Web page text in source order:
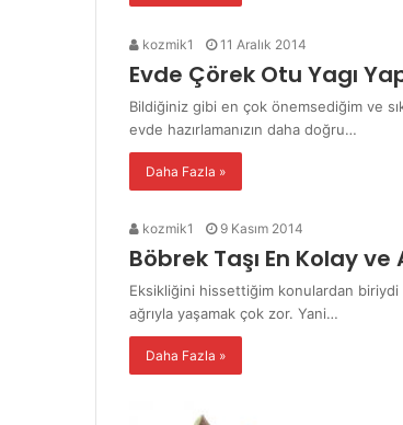
kozmik1 11 Aralık 2014
Evde Çörek Otu Yagı
Bildiğiniz gibi en çok önemsediğim ve
evde hazırlamanızın daha doğru…
Daha Fazla »
kozmik1 9 Kasım 2014
Böbrek Taşı En Kolay ve
Eksikliğini hissettiğim konulardan biriydi
ağrıyla yaşamak çok zor. Yani…
Daha Fazla »